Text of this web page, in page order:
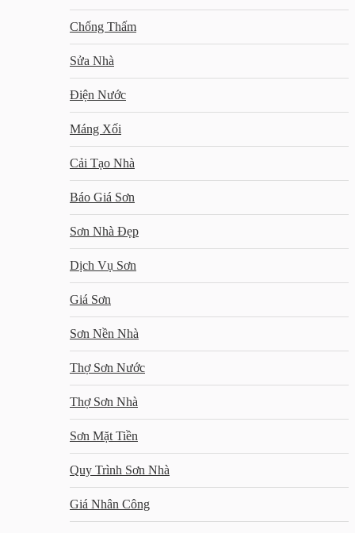
Chống Thấm
Sửa Nhà
Điện Nước
Máng Xối
Cải Tạo Nhà
Báo Giá Sơn
Sơn Nhà Đẹp
Dịch Vụ Sơn
Giá Sơn
Sơn Nền Nhà
Thợ Sơn Nước
Thợ Sơn Nhà
Sơn Mặt Tiền
Quy Trình Sơn Nhà
Giá Nhân Công